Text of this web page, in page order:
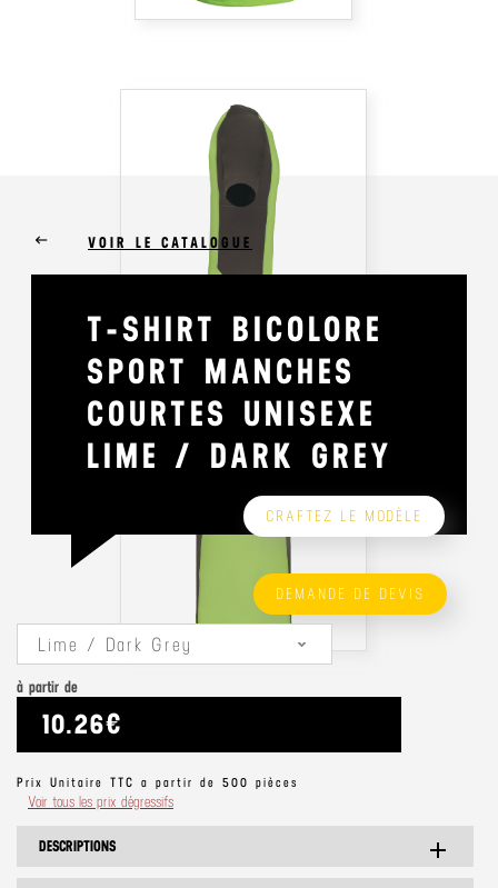
keyboard_backspace VOIR LE CATALOGUE
T-SHIRT BICOLORE
SPORT MANCHES
COURTES UNISEXE
LIME / DARK GREY
CRAFTEZ LE MODÈLE
DEMANDE DE DEVIS
Lime / Dark Grey
à partir de
10.26€
Prix Unitaire TTC a partir de 500 pièces
Voir tous les prix dégressifs
DESCRIPTIONS add